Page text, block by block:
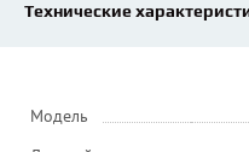
Технические
Модель